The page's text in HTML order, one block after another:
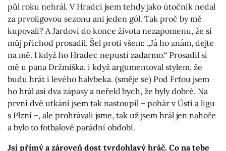
půl roku nehrál. V Hradci jsem tehdy jako útočník nedal
za prvoligovou sezonu ani jeden gól. Tak proč by mě
kupovali? A Jardovi do konce života nezapomenu, že si
můj příchod prosadil. Šel proti všem: „Já ho znám, dejte
na mě. I když ho Hradec nepustí zadarmo.“ Prosadil si
mě u pana Držmíška, i když argumentoval stylem, že
budu hrát i levého halvbeka. (směje se) Pod Frťou jsem
ho hrál asi dva zápasy a neřekl bych, že byly dobré. Na
první dvě utkání jsem tak nastoupil – pohár v Ústí a ligu
s Plzní –, ale prohrávali jsme, tak už jsem hrál jen nahoře
a bylo to fotbalově parádní období.
Jsi přímý a zároveň dost tvrdohlavý hráč. Co na tebe